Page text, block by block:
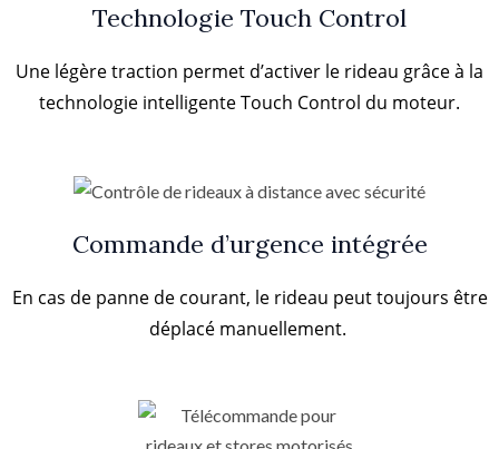
Technologie Touch Control
Une légère traction permet d’activer le rideau grâce à la
technologie intelligente Touch Control du moteur.
Commande d’urgence intégrée
En cas de panne de courant, le rideau peut toujours être
déplacé manuellement.